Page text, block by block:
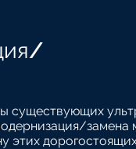
существующих
этих